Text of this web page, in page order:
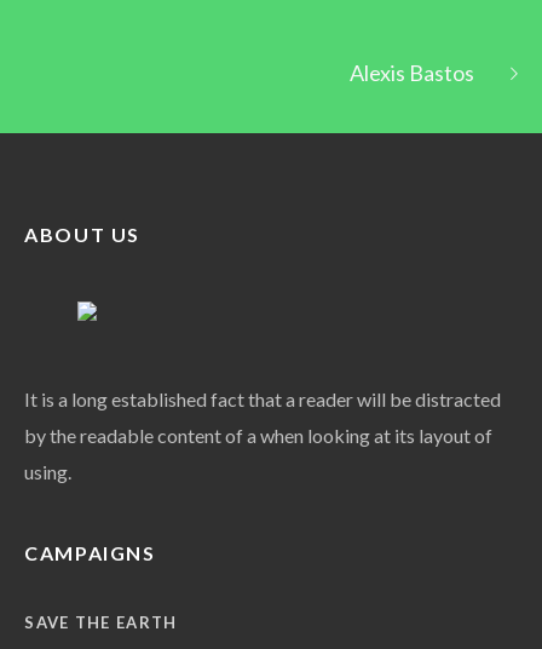
Alexis Bastos
ABOUT US
It is a long established fact that a reader will be distracted
by the readable content of a when looking at its layout of
using.
CAMPAIGNS
SAVE THE EARTH